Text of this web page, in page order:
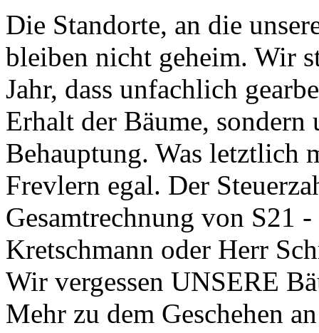
Die Standorte, an die
bleiben nicht geheim. Wir
Jahr, dass unfachlich
Erhalt der Bäume,
Behauptung. Was letztlich
Frevlern egal. Der
Gesamtrechnung von S21
Kretschmann oder Herr
Wir vergessen UNSERE
Mehr zu dem Geschehen